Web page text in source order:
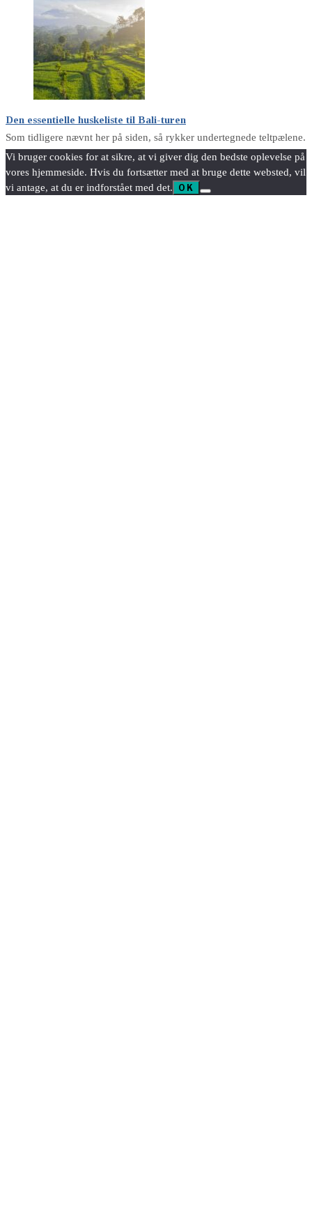
Den essentielle huskeliste til Bali-turen
Som tidligere nævnt her på siden, så rykker undertegnede teltpælene.
Vi bruger cookies for at sikre, at vi giver dig den bedste oplevelse på
vores hjemmeside. Hvis du fortsætter med at bruge dette websted, vil
vi antage, at du er indforstået med det.
OK